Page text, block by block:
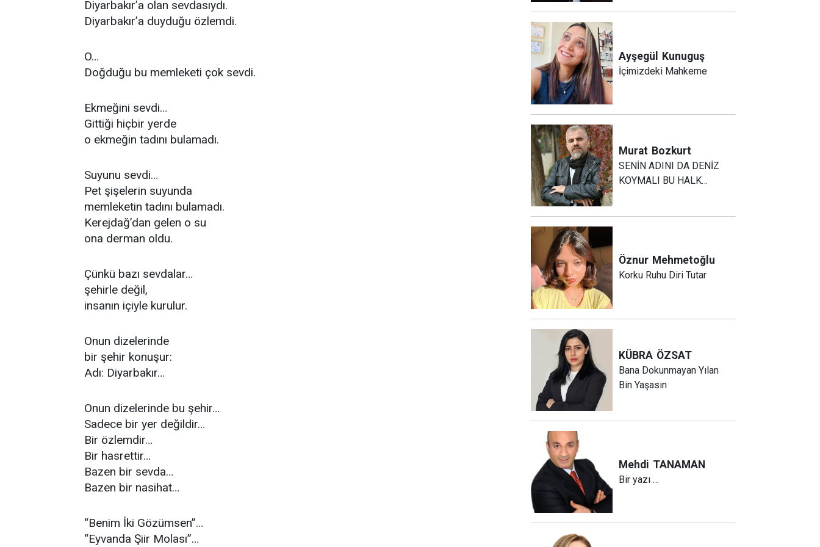
Diyarbakır’a olan sevdasıydı.
Diyarbakır’a duyduğu özlemdi.
O…
Doğduğu bu memleketi çok sevdi.
Ekmeğini sevdi…
Gittiği hiçbir yerde
o ekmeğin tadını bulamadı.
Suyunu sevdi…
Pet şişelerin suyunda
memleketin tadını bulamadı.
Kerejdağ’dan gelen o su
ona derman oldu.
Çünkü bazı sevdalar…
şehirle değil,
insanın içiyle kurulur.
Onun dizelerinde
bir şehir konuşur:
Adı: Diyarbakır…
Onun dizelerinde bu şehir…
Sadece bir yer değildir…
Bir özlemdir…
Bir hasrettir…
Bazen bir sevda…
Bazen bir nasihat…
“Benim İki Gözümsen”…
“Eyvanda Şiir Molası”…
Ayşegül Kunuguş
İçimizdeki Mahkeme
Murat Bozkurt
SENİN ADINI DA DENİZ
KOYMALI BU HALK…
Öznur Mehmetoğlu
Korku Ruhu Diri Tutar
KÜBRA ÖZSAT
Bana Dokunmayan Yılan
Bin Yaşasın
Mehdi TANAMAN
Bir yazı …